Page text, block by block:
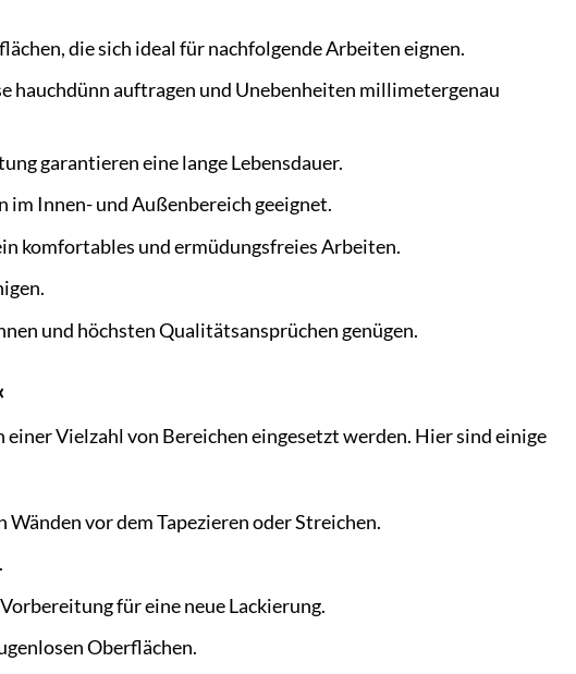
die sich ideal für nachfolgende Arbeiten eignen.
hauchdünn auftragen und Unebenheiten millimetergenau
garantieren eine lange Lebensdauer.
im Innen- und Außenbereich geeignet.
komfortables und ermüdungsfreies Arbeiten.
und höchsten Qualitätsansprüchen genügen.
Vielzahl von Bereichen eingesetzt werden. Hier sind einige
vor dem Tapezieren oder Streichen.
für eine neue Lackierung.
Oberflächen.